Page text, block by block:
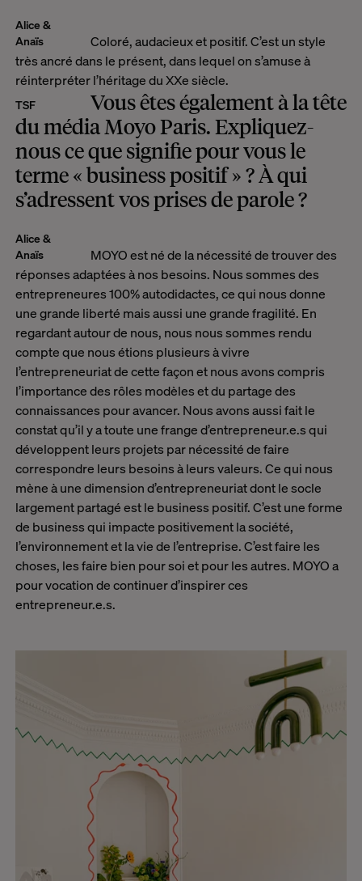
Alice &
Anaïs
Coloré, audacieux et positif. C’est un style
très ancré dans le présent, dans lequel on s’amuse à
réinterpréter l’héritage du XXe siècle.
TSF
Vous êtes également à la tête
du média Moyo Paris. Expliquez-
nous ce que signifie pour vous le
terme « business positif » ? À qui
s’adressent vos prises de parole ?
Alice &
Anaïs
MOYO est né de la nécessité de trouver des
réponses adaptées à nos besoins. Nous sommes des
entrepreneures 100% autodidactes, ce qui nous donne
une grande liberté mais aussi une grande fragilité. En
regardant autour de nous, nous nous sommes rendu
compte que nous étions plusieurs à vivre
l’entrepreneuriat de cette façon et nous avons compris
l’importance des rôles modèles et du partage des
connaissances pour avancer. Nous avons aussi fait le
constat qu’il y a toute une frange d’entrepreneur.e.s qui
développent leurs projets par nécessité de faire
correspondre leurs besoins à leurs valeurs. Ce qui nous
mène à une dimension d’entrepreneuriat dont le socle
largement partagé est le business positif. C’est une forme
de business qui impacte positivement la société,
l’environnement et la vie de l’entreprise. C’est faire les
choses, les faire bien pour soi et pour les autres. MOYO a
pour vocation de continuer d’inspirer ces
entrepreneur.e.s.